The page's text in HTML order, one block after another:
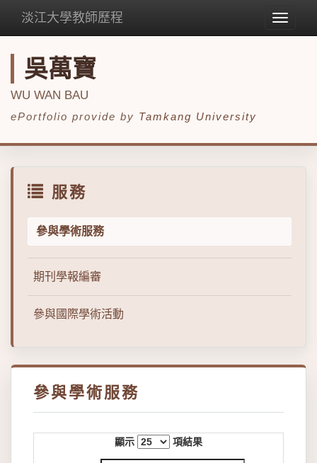
Toggle
淡江大學教師歷程
吳萬寶
WU WAN BAU
ePortfolio provide by Tamkang University
服務
參與學術服務
期刊學報編審
參與國際學術活動
參與學術服務
顯示 項結果